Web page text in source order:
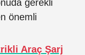
gerekli
önemli
Araç Şarj